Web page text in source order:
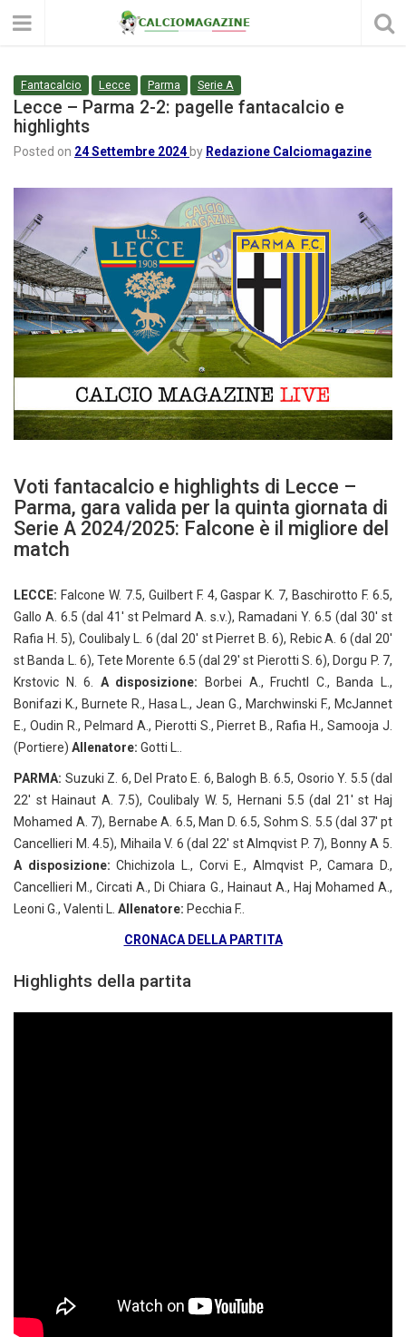
Fantacalcio Lecce Parma Serie A
Lecce – Parma 2-2: pagelle fantacalcio e
highlights
Posted on 24 Settembre 2024 by Redazione Calciomagazine
Voti fantacalcio e highlights di Lecce –
Parma, gara valida per la quinta giornata di
Serie A 2024/2025: Falcone è il migliore del
match
LECCE: Falcone W. 7.5, Guilbert F. 4, Gaspar K. 7, Baschirotto F. 6.5,
Gallo A. 6.5 (dal 41′ st Pelmard A. s.v.), Ramadani Y. 6.5 (dal 30′ st
Rafia H. 5), Coulibaly L. 6 (dal 20′ st Pierret B. 6), Rebic A. 6 (dal 20′
st Banda L. 6), Tete Morente 6.5 (dal 29′ st Pierotti S. 6), Dorgu P. 7,
Krstovic N. 6. A disposizione: Borbei A., Fruchtl C., Banda L.,
Bonifazi K., Burnete R., Hasa L., Jean G., Marchwinski F., McJannet
E., Oudin R., Pelmard A., Pierotti S., Pierret B., Rafia H., Samooja J.
(Portiere) Allenatore: Gotti L..
PARMA: Suzuki Z. 6, Del Prato E. 6, Balogh B. 6.5, Osorio Y. 5.5 (dal
22′ st Hainaut A. 7.5), Coulibaly W. 5, Hernani 5.5 (dal 21′ st Haj
Mohamed A. 7), Bernabe A. 6.5, Man D. 6.5, Sohm S. 5.5 (dal 37′ pt
Cancellieri M. 4.5), Mihaila V. 6 (dal 22′ st Almqvist P. 7), Bonny A 5.
A disposizione: Chichizola L., Corvi E., Almqvist P., Camara D.,
Cancellieri M., Circati A., Di Chiara G., Hainaut A., Haj Mohamed A.,
Leoni G., Valenti L. Allenatore: Pecchia F..
CRONACA DELLA PARTITA
Highlights della partita